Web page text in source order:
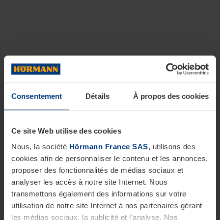
Consentement Détails À propos des cookies
Ce site Web utilise des cookies
Nous, la société Hörmann France SAS, utilisons des
cookies afin de personnaliser le contenu et les annonces,
proposer des fonctionnalités de médias sociaux et
analyser les accès à notre site Internet. Nous
transmettons également des informations sur votre
utilisation de notre site Internet à nos partenaires gérant
les médias sociaux, la publicité et l’analyse. Nos